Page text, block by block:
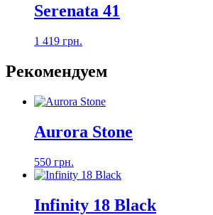
Serenata 41
1 419 грн.
Рекомендуем
Aurora Stone
550 грн.
Infinity 18 Black